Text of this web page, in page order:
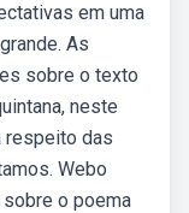
em uma
As
sobre o texto
neste
respeito das
Webo
o poema